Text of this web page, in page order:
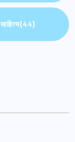
साहित्य(44)